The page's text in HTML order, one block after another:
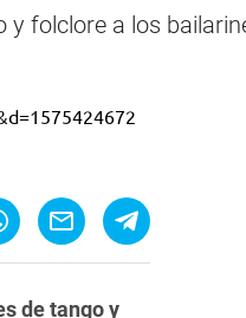
folclore a los
de tango y